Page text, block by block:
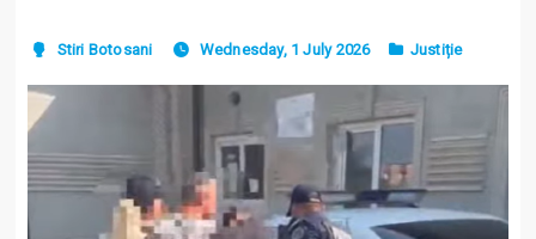
Stiri Botosani Wednesday, 1 July 2026 Justiție